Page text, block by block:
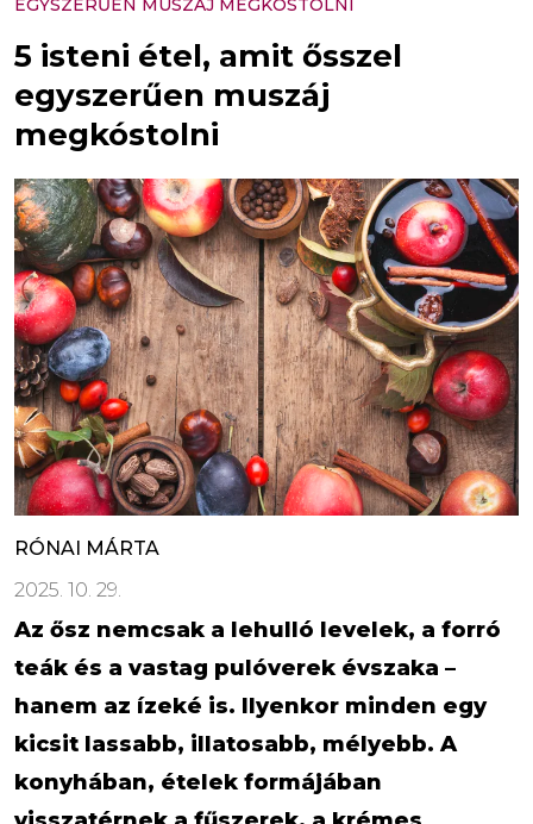
EGYSZERŰEN MUSZÁJ MEGKÓSTOLNI
5 isteni étel, amit ősszel
egyszerűen muszáj
megkóstolni
RÓNAI MÁRTA
2025. 10. 29.
Az ősz nemcsak a lehulló levelek, a forró
teák és a vastag pulóverek évszaka –
hanem az ízeké is. Ilyenkor minden egy
kicsit lassabb, illatosabb, mélyebb. A
konyhában, ételek formájában